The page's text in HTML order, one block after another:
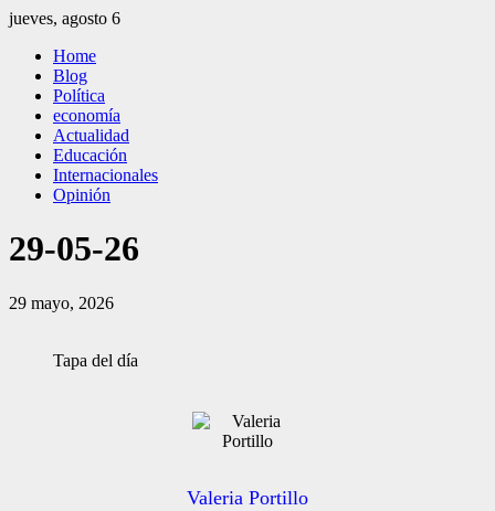
Saltar
contenido
jueves, agosto 6
El Independiente
El independiente Libre y Transparente
Home
Blog
Política
economía
Actualidad
Educación
Internacionales
Opinión
29-05-26
29 mayo, 2026
Tapa del día
Valeria Portillo